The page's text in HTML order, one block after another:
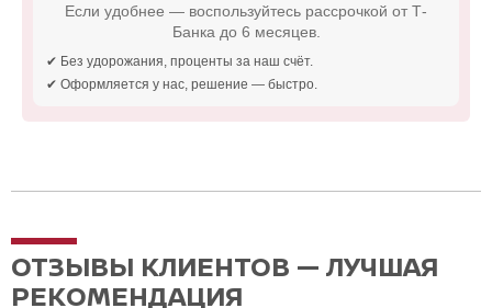
Если удобнее — воспользуйтесь рассрочкой от Т-
Банка до 6 месяцев.
✔ Без удорожания, проценты за наш счёт.
✔ Оформляется у нас, решение — быстро.
ОТЗЫВЫ КЛИЕНТОВ — ЛУЧШАЯ
РЕКОМЕНДАЦИЯ